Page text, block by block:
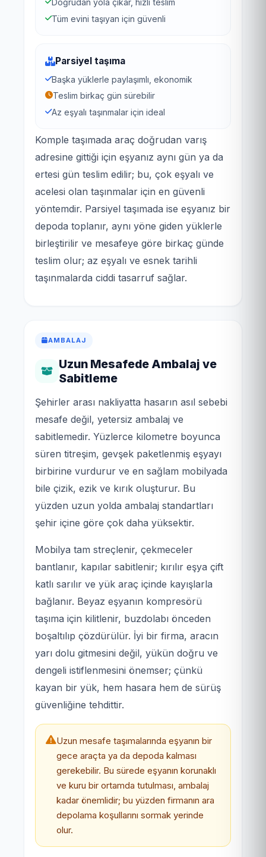
Doğrudan yola çıkar, hızlı teslim
Tüm evini taşıyan için güvenli
Parsiyel taşıma
Başka yüklerle paylaşımlı, ekonomik
Teslim birkaç gün sürebilir
Az eşyalı taşınmalar için ideal
Komple taşımada araç doğrudan varış
adresine gittiği için eşyanız aynı gün ya da
ertesi gün teslim edilir; bu, çok eşyalı ve
acelesi olan taşınmalar için en güvenli
yöntemdir. Parsiyel taşımada ise eşyanız bir
depoda toplanır, aynı yöne giden yüklerle
birleştirilir ve mesafeye göre birkaç günde
teslim olur; az eşyalı ve esnek tarihli
taşınmalarda ciddi tasarruf sağlar.
AMBALAJ
Uzun Mesafede Ambalaj ve
Sabitleme
Şehirler arası nakliyatta hasarın asıl sebebi
mesafe değil, yetersiz ambalaj ve
sabitlemedir. Yüzlerce kilometre boyunca
süren titreşim, gevşek paketlenmiş eşyayı
birbirine vurdurur ve en sağlam mobilyada
bile çizik, ezik ve kırık oluşturur. Bu
yüzden uzun yolda ambalaj standartları
şehir içine göre çok daha yüksektir.
Mobilya tam streçlenir, çekmeceler
bantlanır, kapılar sabitlenir; kırılır eşya çift
katlı sarılır ve yük araç içinde kayışlarla
bağlanır. Beyaz eşyanın kompresörü
taşıma için kilitlenir, buzdolabı önceden
boşaltılıp çözdürülür. İyi bir firma, aracın
yarı dolu gitmesini değil, yükün doğru ve
dengeli istiflenmesini önemser; çünkü
kayan bir yük, hem hasara hem de sürüş
güvenliğine tehdittir.
Uzun mesafe taşımalarında eşyanın bir
gece araçta ya da depoda kalması
gerekebilir. Bu sürede eşyanın korunaklı
ve kuru bir ortamda tutulması, ambalaj
kadar önemlidir; bu yüzden firmanın ara
depolama koşullarını sormak yerinde
olur.